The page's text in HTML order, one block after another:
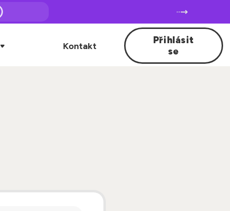
Kontakt
Přihlásit
se